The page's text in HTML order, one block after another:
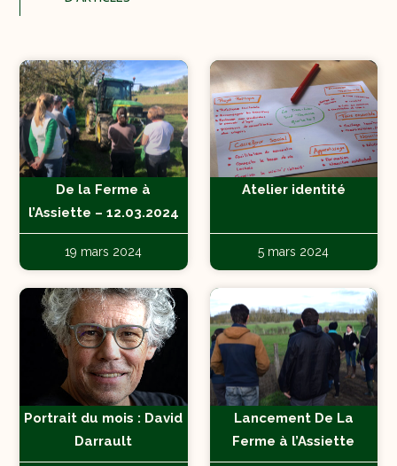
De la Ferme à
l’Assiette – 12.03.2024
19 mars 2024
Atelier identité
5 mars 2024
Portrait du mois : David
Darrault
Lancement De La
Ferme à l’Assiette